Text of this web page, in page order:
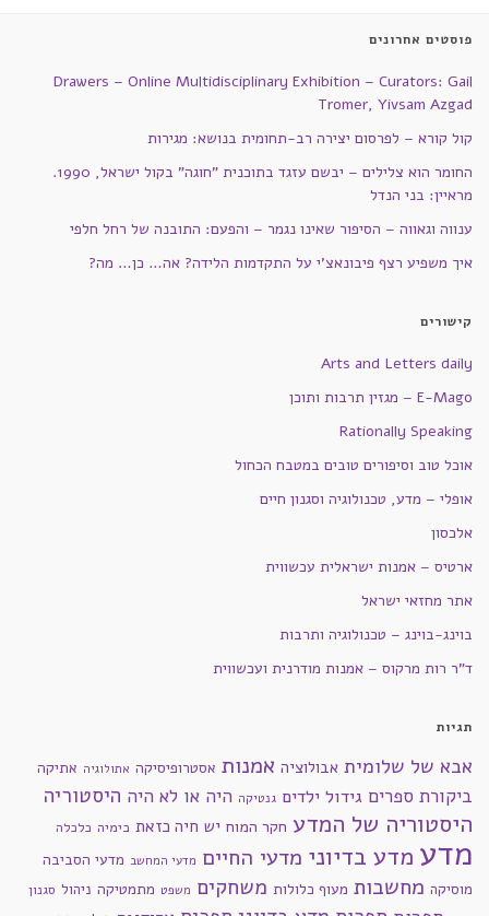
פוסטים אחרונים
Drawers – Online Multidisciplinary Exhibition – Curators: Gail
Tromer, Yivsam Azgad
קול קורא – לפרסום יצירה רב-תחומית בנושא: מגירות
החומר הוא צלילים – יבשם עזגד בתוכנית "חוגה" בקול ישראל, 1990.
מראיין: בני הנדל
ענווה וגאווה – הסיפור שאינו נגמר – והפעם: התובנה של רחל חלפי
איך משפיע רצף פיבונאצ'י על התקדמות הלידה? אה… כן… מה?
קישורים
Arts and Letters daily
E-Mago – מגזין תרבות ותוכן
Rationally Speaking
אוכל טוב וסיפורים טובים במטבח הכחול
אופלי – מדע, טכנולוגיה וסגנון חיים
אלכסון
ארטיס – אמנות ישראלית עכשווית
אתר מחזאי ישראל
בוינג-בוינג – טכנולוגיה ותרבות
ד"ר רות מרקוס – אמנות מודרנית ועכשווית
תגיות
אבא של שלומית אבולוציה אמנות אסטרופיסיקה אתולוגיה אתיקה
ביקורת ספרים גידול ילדים גנטיקה היה או לא היה היסטוריה
היסטוריה של המדע חקר המוח יש חיה כזאת כימיה כלכלה
מדע מדע בדיוני מדעי החיים מדעי המחשב מדעי הסביבה
מוסיקה מחשבות מעוף כלולות משחקים משפט מתמטיקה ניהול סגנון